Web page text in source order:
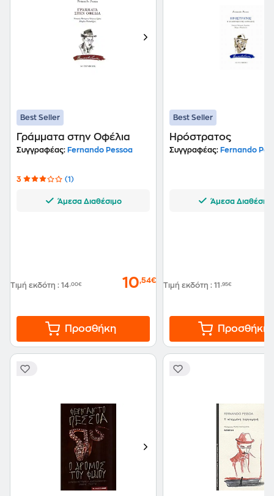
Best Seller
Γράμματα στην Οφέλια
Συγγραφέας: Fernando Pessoa
3 (1)
Άμεσα Διαθέσιμο
Τιμή εκδότη : 14,00€ 10,54€
Προσθήκη
Best Seller
Ηρόστρατος
Συγγραφέας: Fernando
Άμεσα Διαθέσιμο
Τιμή εκδότη : 11,95€
Προσθήκη